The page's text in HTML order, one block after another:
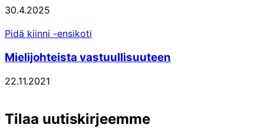
30.4.2025
Pidä kiinni -ensikoti
Mielijohteista vastuullisuuteen
22.11.2021
Tilaa uutiskirjeemme